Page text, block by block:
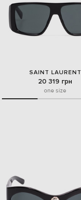
SAINT LAURENT
20 319 грн
one size